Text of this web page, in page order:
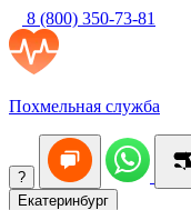
8 (800) 350-73-81
Похмельная служба
?
Екатеринбург